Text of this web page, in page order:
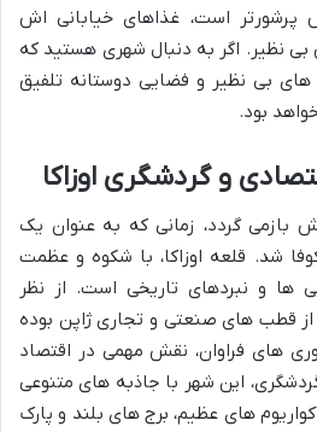
پرشورتر است، غذاهای خیابانی اش
نظیر. اگر به دنبال شهری هستید که
بی نظیر و فضایی دوستانه تلفیق
بود.
و گردشگری اوزاکا
بازمی گردد، زمانی که به عنوان یک
شد. قلعه اوزاکا، با شکوه و عظمت
ها و نبردهای تاریخی است. از نظر
از قطب های صنعتی و تجاری ژاپن بوده
های فراوان، نقش مهمی در اقتصاد
این شهر با جاذبه های متنوعی
های عظیم، برج های بلند و پارک